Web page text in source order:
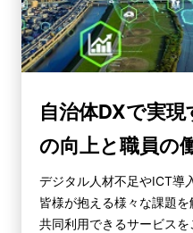
自治体DXで実
の向上と職員の
デジタル人材不足やICT導
皆様が抱える様々な課題
共同利用できるサービス